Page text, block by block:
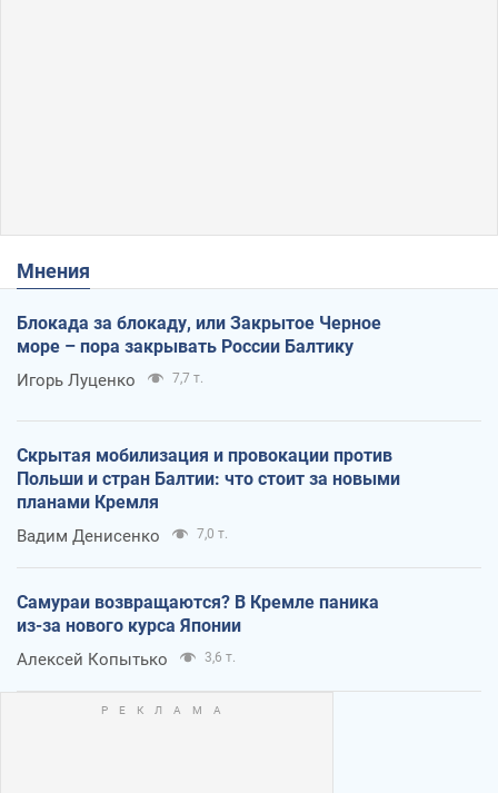
Мнения
Блокада за блокаду, или Закрытое Черное
море – пора закрывать России Балтику
Игорь Луценко 7,7 т.
Скрытая мобилизация и провокации против
Польши и стран Балтии: что стоит за новыми
планами Кремля
Вадим Денисенко 7,0 т.
Самураи возвращаются? В Кремле паника
из-за нового курса Японии
Алексей Копытько 3,6 т.